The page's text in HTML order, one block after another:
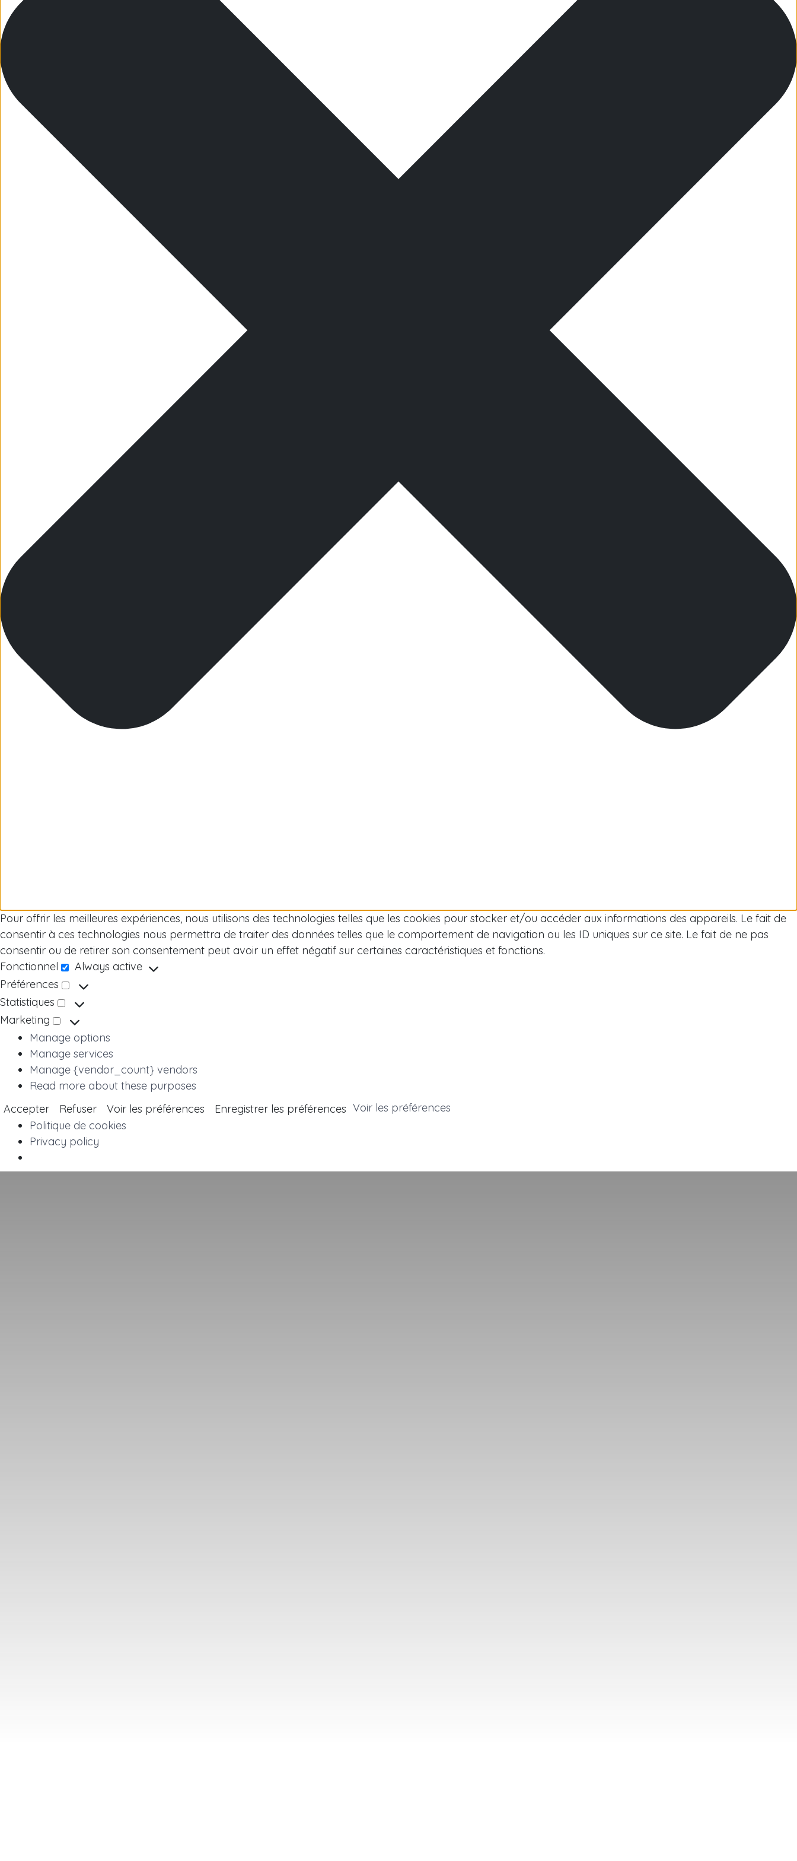
Pour offrir les meilleures expériences, nous utilisons des technologies telles que les cookies pour stocker et/ou accéder aux informations des appareils. Le fait de
consentir à ces technologies nous permettra de traiter des données telles que le comportement de navigation ou les ID uniques sur ce site. Le fait de ne pas
consentir ou de retirer son consentement peut avoir un effet négatif sur certaines caractéristiques et fonctions.
Fonctionnel
Always active
Préférences
Statistiques
Marketing
Marketing
Manage options
Manage services
Manage {vendor_count} vendors
Read more about these purposes
Accepter
Refuser Voir les préférences Enregistrer les préférences Voir les préférences
Politique de cookies
Privacy policy